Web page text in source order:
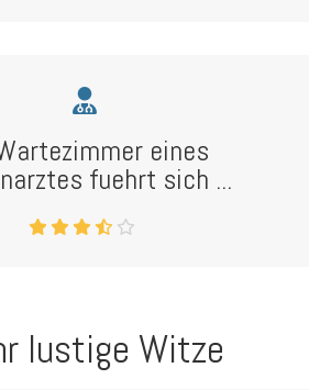
eines
fuehrt sich ...
lustige Witze